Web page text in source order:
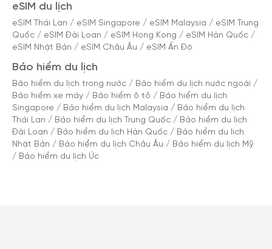
eSIM du lịch
eSIM Thái Lan / eSIM Singapore / eSIM Malaysia / eSIM Trung
Quốc / eSIM Đài Loan / eSIM Hong Kong / eSIM Hàn Quốc /
eSIM Nhật Bản / eSIM Châu Âu / eSIM Ấn Độ
Bảo hiểm du lịch
Bảo hiểm du lịch trong nước / Bảo hiểm du lịch nước ngoài /
Bảo hiểm xe máy / Bảo hiểm ô tô / Bảo hiểm du lịch
Singapore / Bảo hiểm du lịch Malaysia / Bảo hiểm du lịch
Thái Lan / Bảo hiểm du lịch Trung Quốc / Bảo hiểm du lịch
Đài Loan / Bảo hiểm du lịch Hàn Quốc / Bảo hiểm du lịch
Nhật Bản / Bảo hiểm du lịch Châu Âu / Bảo hiểm du lịch Mỹ
/ Bảo hiểm du lịch Úc